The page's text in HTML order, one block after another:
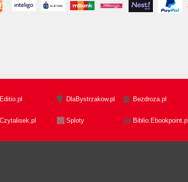
Editio.pl DlaBystrzakow.pl Bezdroza.pl
Czytalisek.pl Sploty Biblio.Ebookpoint.pl